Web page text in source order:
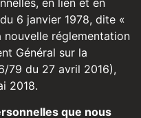
en lien et en
6 janvier 1978, dite «
réglementation
Général sur la
79 du 27 avril 2016),
2018.
que nous